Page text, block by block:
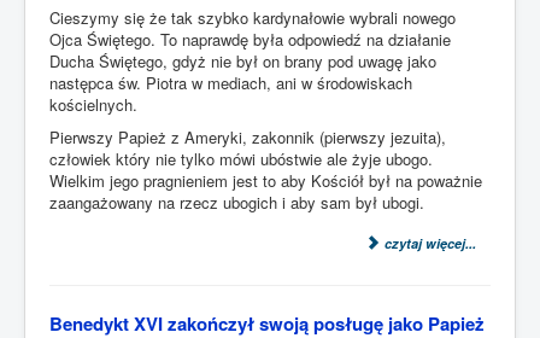
Cieszymy się że tak szybko kardynałowie wybrali nowego
Ojca Świętego. To naprawdę była odpowiedź na działanie
Ducha Świętego, gdyż nie był on brany pod uwagę jako
następca św. Piotra w mediach, ani w środowiskach
kościelnych.
Pierwszy Papież z Ameryki, zakonnik (pierwszy jezuita),
człowiek który nie tylko mówi ubóstwie ale żyje ubogo.
Wielkim jego pragnieniem jest to aby Kościół był na poważnie
zaangażowany na rzecz ubogich i aby sam był ubogi.
czytaj więcej...
Benedykt XVI zakończył swoją posługę jako Papież